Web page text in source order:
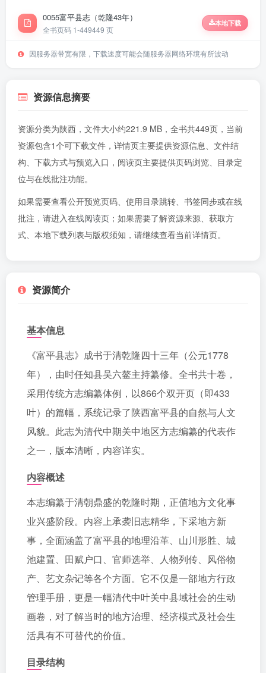
0055富平县志（乾隆43年）
全书页码 1-449449 页
本地下载
因服务器带宽有限，下载速度可能会随服务器网络环境有所波动
资源信息摘要
资源分类为陕西，文件大小约221.9 MB，全书共449页，当前
资源包含1个可下载文件，详情页主要提供资源信息、文件结
构、下载方式与预览入口，阅读页主要提供页码浏览、目录定
位与在线批注功能。
如果需要查看公开预览页码、使用目录跳转、书签同步或在线
批注，请进入在线阅读页 ；如果需要了解资源来源、获取方
式、本地下载列表与版权须知，请继续查看当前详情页。
资源简介
基本信息
《富平县志》成书于清乾隆四十三年（公元1778
年），由时任知县吴六鳌主持纂修。全书共十卷，
采用传统方志编纂体例，以866个双开页（即433
叶）的篇幅，系统记录了陕西富平县的自然与人文
风貌。此志为清代中期关中地区方志编纂的代表作
之一，版本清晰，内容详实。
内容概述
本志编纂于清朝鼎盛的乾隆时期，正值地方文化事
业兴盛阶段。内容上承袭旧志精华，下采地方新
事，全面涵盖了富平县的地理沿革、山川形胜、城
池建置、田赋户口、官师选举、人物列传、风俗物
产、艺文杂记等各个方面。它不仅是一部地方行政
管理手册，更是一幅清代中叶关中县域社会的生动
画卷，对了解当时的地方治理、经济模式及社会生
活具有不可替代的价值。
目录结构